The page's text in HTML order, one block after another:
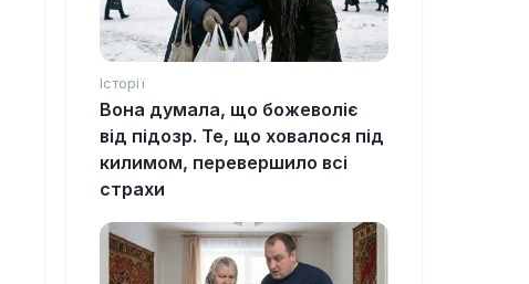
Історії
Вона думала, що божеволіє
від підозр. Те, що ховалося під
килимом, перевершило всі
страхи